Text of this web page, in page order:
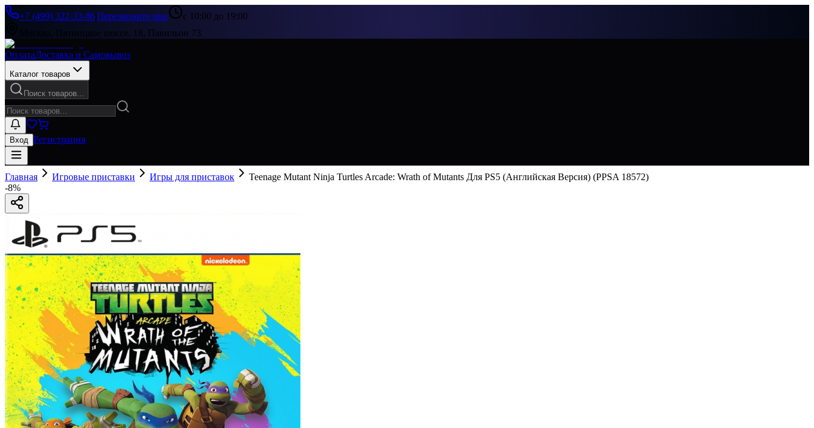
+7 (499) 322-33-86|Перезвоните мне
с 10:00 до 19:00
Москва, Пятницкое шоссе, 18, Павильон 73
ОплатаДоставка и Самовывоз
Каталог товаров
Поиск товаров...
Вход Регистрация
Главная Игровые приставки Игры для приставок
Teenage Mutant Ninja Turtles Arcade: Wrath of Mutants Для PS5 (Английская Версия) (PPSA 18572)
-8%